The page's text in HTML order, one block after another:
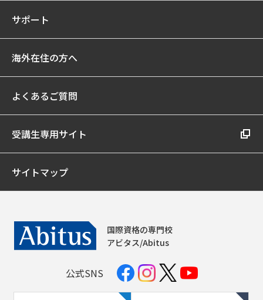
サポート
海外在住の方へ
よくあるご質問
受講生専用サイト
サイトマップ
国際資格の専門校
アビタス/Abitus
公式SNS